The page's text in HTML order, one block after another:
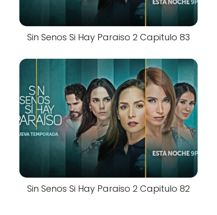
Sin Senos Si Hay Paraiso 2 Capitulo 83
Sin Senos Si Hay Paraiso 2 Capitulo 82